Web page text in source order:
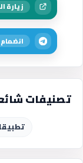
تصنيفات
زيارة
انضمام